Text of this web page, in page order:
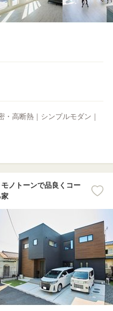
・高断熱｜シンプルモダン｜
ノトーンで品良くコー